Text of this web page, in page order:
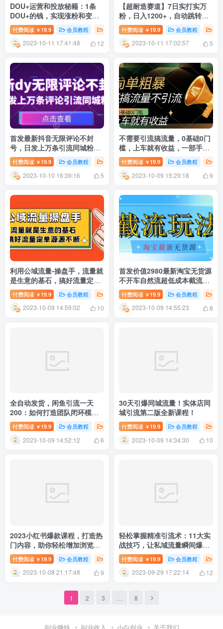
DOU+运营和投放秘籍：1条
DOU+的钱，实现涨粉和变
现，从零到十万粉丝
付费阅读 ￥ 19.9 会员教程 创业项目 新媒体运营
2023-10-11 17:41:48 12
【超耐造赛道】7日实打实万
粉，日入1200+，自动跳转，
自动交付，男粉变现，
YYDS！
付费阅读 ￥ 19.9 会员教程
2023-10-11 17:02:57 5
首发最新抖音无限评论不封
号，日发上万条引流同城粉必
备【揭秘】
付费阅读 ￥ 19.9 会员教程 创业项目 新媒体运营
2023-10-10 16:39:16 5
不需要引流搞流量，0基础0门
槛，上车就有收益，一部手机
即可搞定，日入几百
付费阅读 ￥ 19.9 会员教程
2023-10-09 15:29:18 9
利用公域流量-操盘手，流量就
是生意的基石，搞好流量定单
源源不断
付费阅读 ￥ 19.9 会员教程 新媒体运营 精选推荐
2023-10-09 14:59:02 10
首发价值2980最新淘宝无货源
不开车自然流超低成本截流玩
法日入300+【揭秘】
付费阅读 ￥ 19.9 会员教程
2023-10-09 14:55:23 8
全自动发货，闲鱼引流一天
200：如何打造团队闭环模式
实现创业收益？
付费阅读 ￥ 19.9 会员教程 新媒体运营 精选推荐
2023-10-09 14:52:12 6
30天引爆同城流量！实体店同
城引流第二版全新课程！
付费阅读 ￥ 19.9 会员教程
2023-10-09 14:34:30 10
2023小红书爆款课程，打造热
门内容，助你轻松增加浏览
量！
付费阅读 ￥ 19.9 会员教程 新媒体运营 精选推荐
2023-10-08 21:17:48 9
轻松掌握精准引流术：11大实
战技巧，让私域流量瞬间爆棚
（完整版）
付费阅读 ￥ 19.9 会员教程
2023-09-29 17:22:14 12
1 2 3 8